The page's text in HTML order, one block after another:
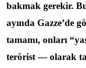
bakmak gerekir.
ayında Gazze’de
tamamı, onları
terörist — olarak